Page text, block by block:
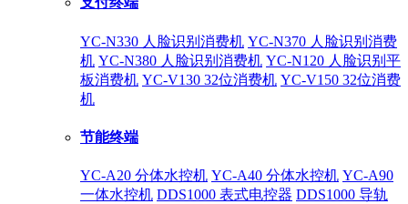
YC-N330 人脸识别消费机 YC-N370 人脸识别消费
机 YC-N380 人脸识别消费机 YC-N120 人脸识别平
板消费机 YC-V130 32位消费机 YC-V150 32位消费
机
节能终端
YC-A20 分体水控机 YC-A40 分体水控机 YC-A90
一体水控机 DDS1000 表式电控器 DDS1000 导轨